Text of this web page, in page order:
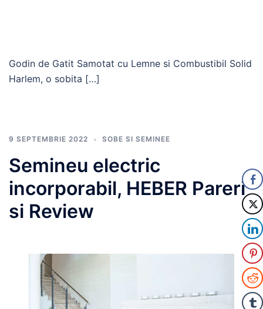
Godin de Gatit Samotat cu Lemne si Combustibil Solid
Harlem, o sobita […]
9 SEPTEMBRIE 2022 SOBE SI SEMINEE
Semineu electric
incorporabil, HEBER Pareri
si Review